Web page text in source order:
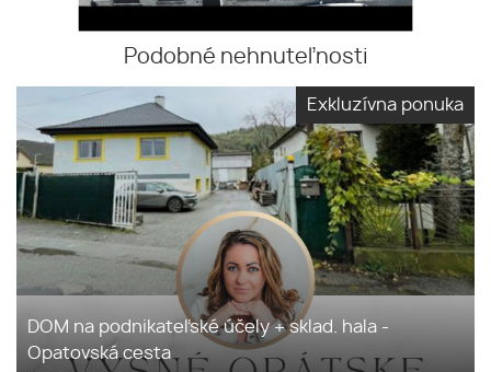
Podobné nehnuteľnosti
Exkluzívna ponuka
DOM na podnikateľské účely + sklad. hala -
Opatovská cesta